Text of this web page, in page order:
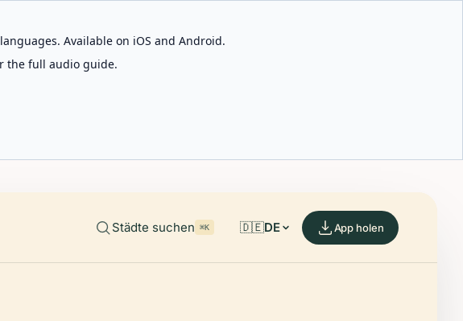
Available on iOS and Android.
the full audio guide.
Städte suchen ⌘K 🇩🇪DE App holen